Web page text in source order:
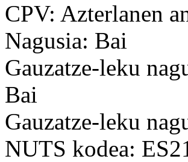
CPV: Azterlanen
Nagusia: Bai
Gauzatze-leku
Bai
Gauzatze-leku
NUTS kodea: